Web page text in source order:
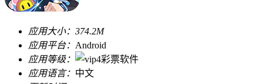
应用大小： 374.2M
应用平台： Android
应用等级：
应用语言： 中文